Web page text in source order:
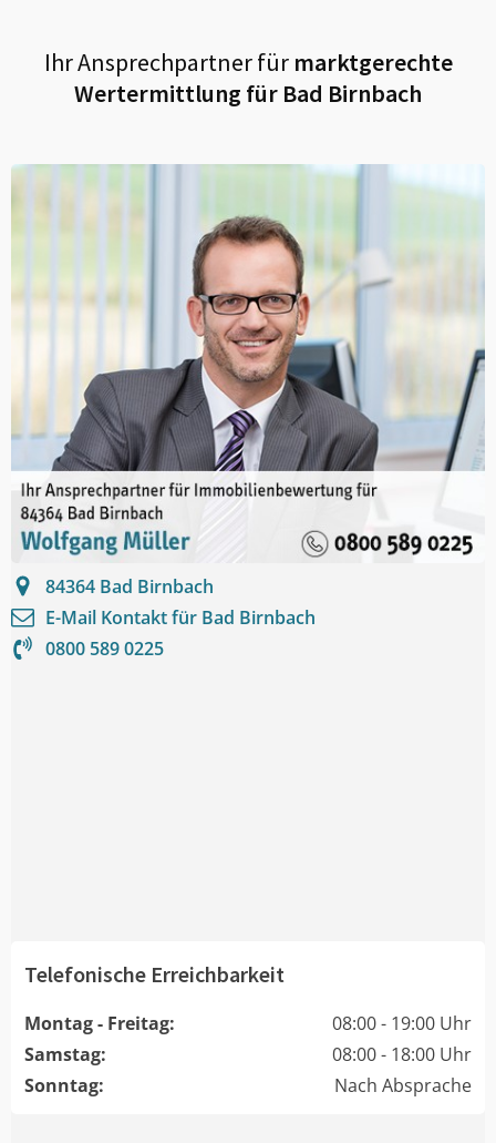
Ihr Ansprechpartner fürmarktgerechte
Wertermittlung für Bad Birnbach
84364 Bad Birnbach
E-Mail Kontakt für Bad Birnbach
0800 589 0225
Telefonische Erreichbarkeit
Montag - Freitag:
08:00 - 19:00 Uhr
Samstag:
08:00 - 18:00 Uhr
Sonntag:
Nach Absprache